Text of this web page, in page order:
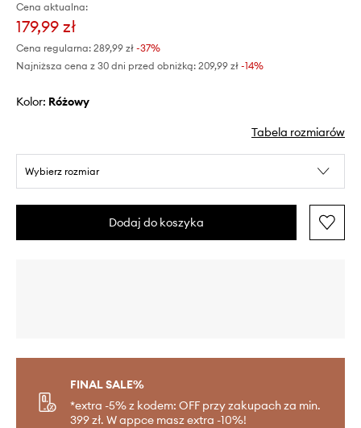
Cena aktualna:
179,99 zł
Cena regularna: 289,99 zł -37%
Najniższa cena z 30 dni przed obniżką: 209,99 zł -14%
Kolor: różowy
Tabela rozmiarów
Wybierz rozmiar
Dodaj do koszyka
FINAL SALE%
*extra -5% z kodem: OFF przy zakupach za min.
399 zł. W appce masz extra -10%!